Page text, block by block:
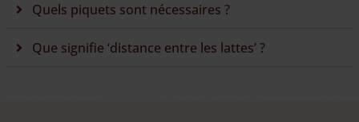
Quels piquets sont nécessaires ?
Que signifie ‘distance entre les lattes’ ?